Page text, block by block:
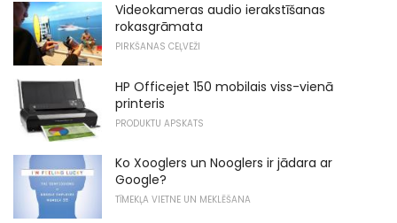
Videokameras audio ierakstīšanas
rokasgrāmata
PIRKŠANAS CEĻVEŽI
HP Officejet 150 mobilais viss-vienā
printeris
PRODUKTU APSKATS
Ko Xooglers un Nooglers ir jādara ar
Google?
TĪMEKĻA VIETNE UN MEKLĒŠANA